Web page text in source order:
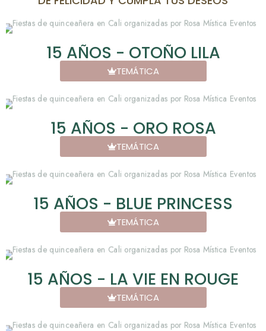
15 AÑOS - OTOÑO LILA
TEMÁTICA
15 AÑOS - ORO ROSA
TEMÁTICA
15 AÑOS - BLUE PRINCESS
TEMÁTICA
15 AÑOS - LA VIE EN ROUGE
TEMÁTICA